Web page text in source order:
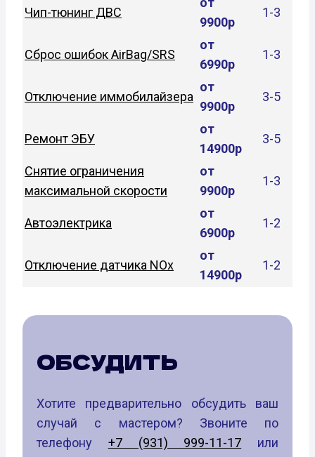
Чип-тюнинг ДВС
9900р
1-3
Сброс ошибок AirBag/SRS
от
6990р
1-3
Отключение иммобилайзера
от
9900р
3-5
Ремонт ЭБУ
от
14900р
3-5
Снятие ограничения
максимальной скорости
от
9900р
1-3
Автоэлектрика
от
6900р
1-2
Отключение датчика NOx
от
14900р
1-2
ОБСУДИТЬ
Хотите предварительно обсудить ваш
случай с мастером? Звоните по
телефону +7 (931) 999-11-17 или